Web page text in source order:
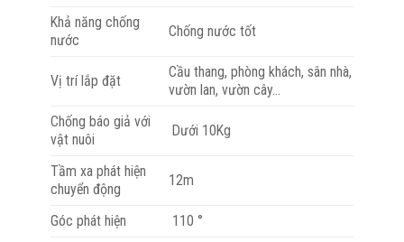
Khả năng chống
nước
Chống nước tốt
Vị trí lắp đặt
Cầu thang, phòng khách, sân nhà,
vườn lan, vườn cây…
Chống báo giả với
vật nuôi
Dưới 10Kg
Tầm xa phát hiện
chuyển động
12m
Góc phát hiện
110 °